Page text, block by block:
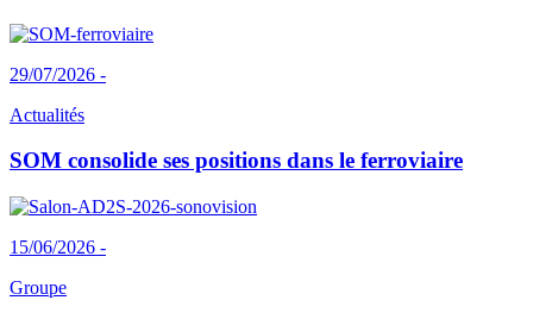
29/07/2026 -
Actualités
SOM consolide ses positions dans le ferroviaire
15/06/2026 -
Groupe